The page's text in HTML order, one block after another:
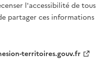
l'accessibilité de tous
partager ces informations
territoires.gouv.fr